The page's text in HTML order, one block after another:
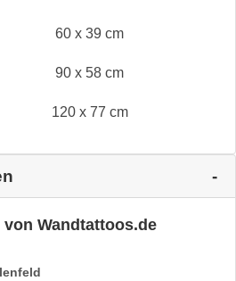
60 x 39 cm
90 x 58 cm
120 x 77 cm
Wandtattoos.de